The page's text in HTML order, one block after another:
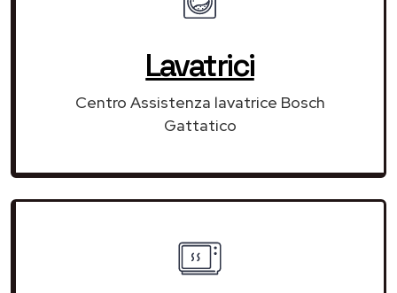
Lavatrici
Centro Assistenza lavatrice Bosch
Gattatico